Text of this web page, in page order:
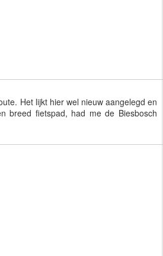
Het lijkt hier wel nieuw aangelegd en
breed fietspad, had me de Biesbosch